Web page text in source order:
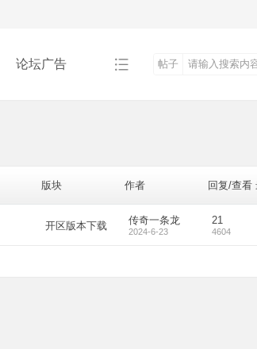
论坛广告 帖子
版块 作者 回复/查看
开区版本下载 传奇一条龙
2024-6-23
21
4604